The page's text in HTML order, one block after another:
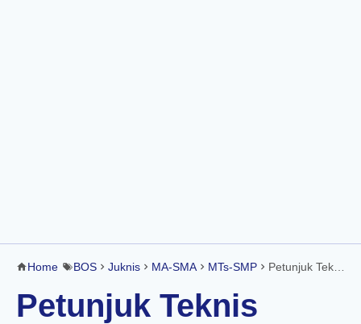
Home BOS Juknis MA-SMA MTs-SMP Petunjuk Teknis (Juknis) BOS Terbaru 2018 Untuk SD SMP SMA SMK Format PDF
Petunjuk Teknis